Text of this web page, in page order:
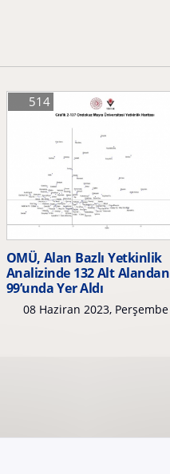
OMÜ, Alan Bazlı Yetkinlik
Analizinde 132 Alt Alandan
99’unda Yer Aldı
08 Haziran 2023, Perşembe
514